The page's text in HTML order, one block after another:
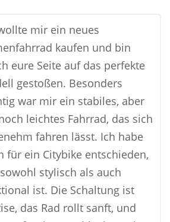
mir ein neues
kaufen und bin
eure Seite auf das perfekte
gestoßen. Besonders
war mir ein stabiles, aber
leichtes Fahrrad, das sich
fahren lässt. Ich habe
für ein Citybike entschieden,
stylisch als auch
ist. Die Schaltung ist
das Rad rollt sanft, und